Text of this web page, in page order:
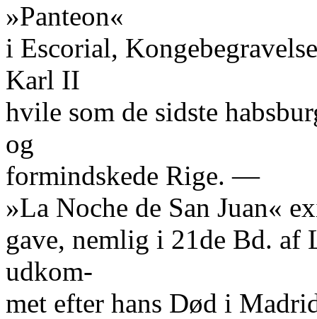
»Panteon«
i Escorial,
Karl II
hvile som de sidste
og
formindskede Rige. —
»La Noche de San Juan«
gave, nemlig i 21de Bd. af
udkom-
met efter hans Død i